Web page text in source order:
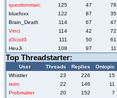
questionmarc
125 47 78
bluefoxx
122 87 35
Brain_Death
114 67 47
Vinci
114 42 72
d3cod3
111 50 61
HeuJi
108 97 11
Top Threadstarter:
User Threads Replies Ontopic
Whistler
23 226 15
retro
22 146 11
Probmaker
20 152 7